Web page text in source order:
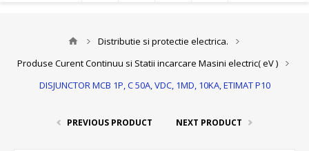
Distributie si protectie electrica.
Produse Curent Continuu si Statii incarcare Masini electric( eV )
DISJUNCTOR MCB 1P, C 50A, VDC, 1MD, 10KA, ETIMAT P10
PREVIOUS PRODUCT NEXT PRODUCT